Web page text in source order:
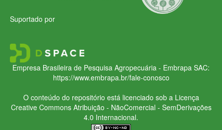
Suportado por
Empresa Brasileira de Pesquisa Agropecuária - Embrapa SAC:
https://www.embrapa.br/fale-conosco
O conteúdo do repositório está licenciado sob a Licença
Creative CommonsAtribuição - NãoComercial - SemDerivações
4.0 Internacional.